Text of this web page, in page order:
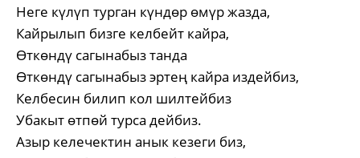
Неге күлүп турган күндөр өмүр жазда,
Кайрылып бизге келбейт кайра,
Өткөндү сагынабыз танда
Өткөндү сагынабыз эртең кайра издейбиз,
Келбесин билип кол шилтейбиз
Убакыт өтпөй турса дейбиз.
Азыр келечектин анык кезеги биз,